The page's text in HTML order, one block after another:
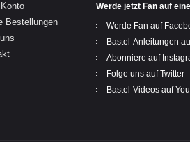
Bestellungen
Werde jetzt Fan auf
Werde Fan auf
Bastel-Anleitungen
Abonniere auf
Folge uns auf Twitter
Bastel-Videos auf